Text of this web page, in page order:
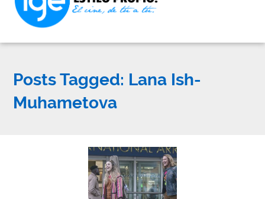
Posts Tagged: Lana Ish-
Muhametova